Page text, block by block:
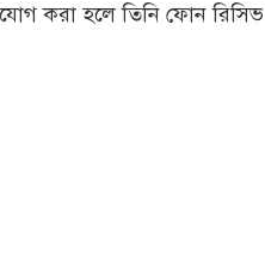
করা হলে তিনি ফোন রিসিভ